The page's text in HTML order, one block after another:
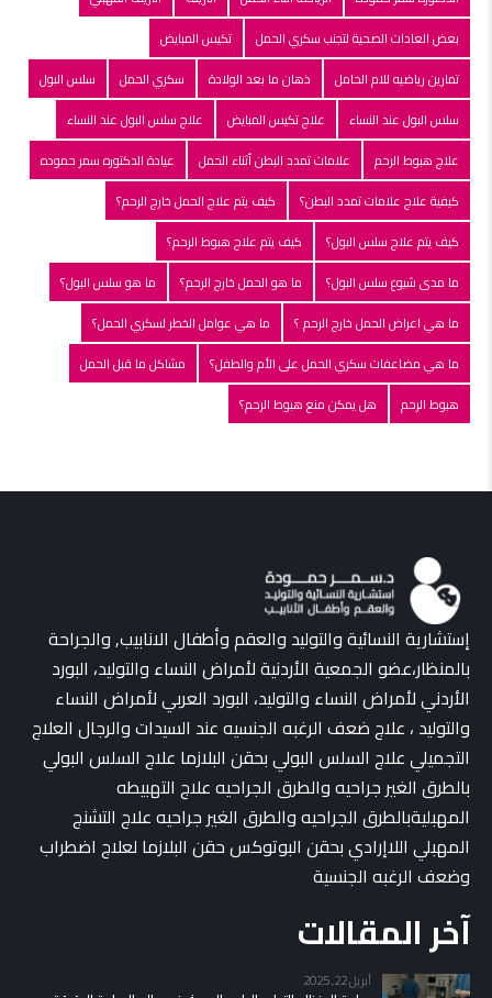
بعض العادات الصحية لتجنب سكري الحمل
تكيس المبايض
تمارين رياضيه للام الحامل
ذهان ما بعد الولادة سكري الحمل
سلس البول
سلس البول عند النساء
علاج تكيس المبايض
علاج سلس البول عند النساء
علاج هبوط الرحم
علامات تمدد البطن أثناء الحمل
عيادة الدكتوره سمر حموده
كيفية علاج علامات تمدد البطن؟
كيف يتم علاج الحمل خارج الرحم؟
كيف يتم علاج سلس البول؟
كيف يتم علاج هبوط الرحم؟
ما مدى شيوع سلس البول؟
ما هو الحمل خارج الرحم؟
ما هو سلس البول؟
ما هي اعراض الحمل خارج الرحم ؟
ما هي عوامل الخطر لسكري الحمل؟
ما هي مضاعفات سكري الحمل على الأم والطفل؟
مشاكل ما قبل الحمل
هبوط الرحم
هل يمكن منع هبوط الرحم؟
إستشارية النسائية والتوليد والعقم وأطفال الانابيب, والجراحة
بالمنظار،عضو الجمعية الأردنية لأمراض النساء والتوليد، البورد
الأردني لأمراض النساء والتوليد، البورد العربي لأمراض النساء
والتوليد ، علاج ضعف الرغبه الجنسيه عند السيدات والرجال العلاج
التجميلي علاج السلس البولي بحقن البلازما علاج السلس البولي
بالطرق الغير جراحيه والطرق الجراحيه علاج التهبيطه
المهبليةبالطرق الجراحيه والطرق الغير جراحيه علاج التشنج
المهبلي اللاإرادي بحقن البوتوكس حقن البلازما لعلاج اضطراب
وضعف الرغبه الجنسية
آخر المقالات
أبريل 22, 2025